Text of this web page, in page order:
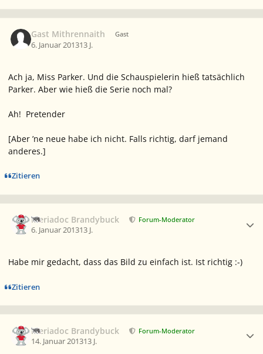
Gast Mithrennaith Gast
6. Januar 201313 J.
Ach ja, Miss Parker. Und die Schauspielerin hieß tatsächlich
Parker. Aber wie hieß die Serie noch mal?
Ah! Pretender
[Aber ’ne neue habe ich nicht. Falls richtig, darf jemand
anderes.]
Zitieren
Meriadoc Brandybuck Forum-Moderator
6. Januar 201313 J.
Habe mir gedacht, dass das Bild zu einfach ist. Ist richtig :-)
Zitieren
Meriadoc Brandybuck Forum-Moderator
14. Januar 201313 J.